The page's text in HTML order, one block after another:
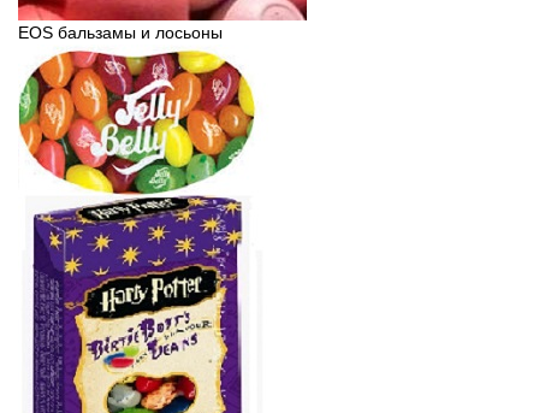
EOS бальзамы и лосьоны